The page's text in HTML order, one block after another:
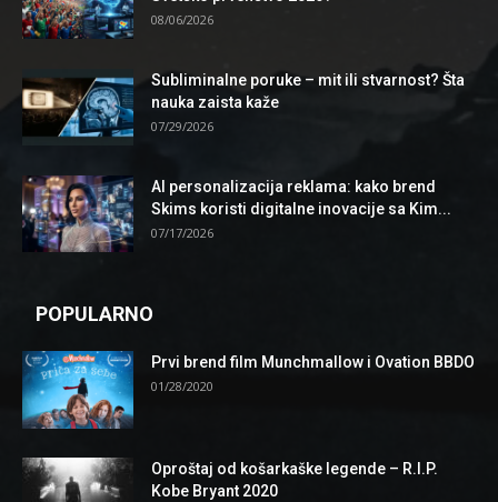
08/06/2026
Subliminalne poruke – mit ili stvarnost? Šta
nauka zaista kaže
07/29/2026
AI personalizacija reklama: kako brend
Skims koristi digitalne inovacije sa Kim...
07/17/2026
POPULARNO
Prvi brend film Munchmallow i Ovation BBDO
01/28/2020
Oproštaj od košarkaške legende – R.I.P.
Kobe Bryant 2020